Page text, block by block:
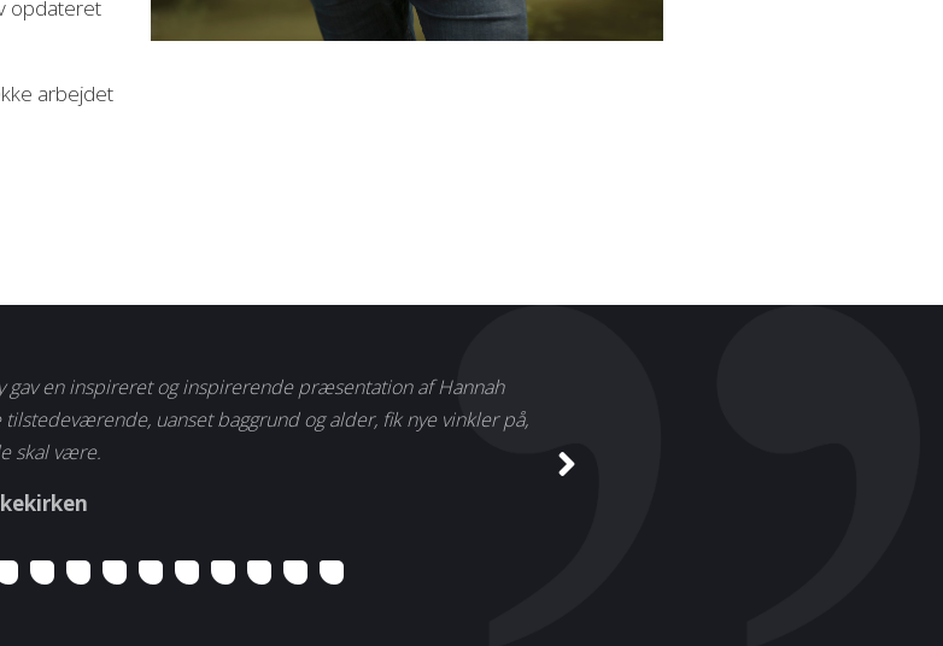
opdateret
arbejdet
gav en inspireret og inspirerende præsentation af Hannah
uanset baggrund og alder, fik nye vinkler på,
skal være.